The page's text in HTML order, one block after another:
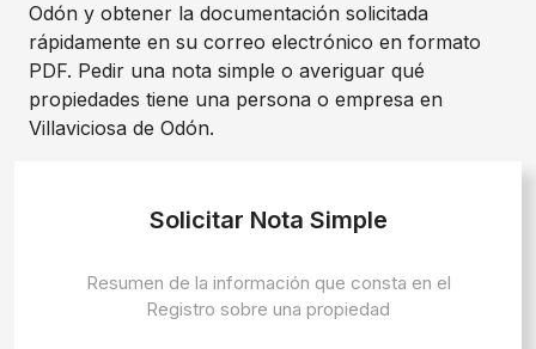
Odón y obtener la documentación solicitada
rápidamente en su correo electrónico en formato
PDF. Pedir una nota simple o averiguar qué
propiedades tiene una persona o empresa en
Villaviciosa de Odón.
Solicitar Nota Simple
Resumen de la información que consta en el
Registro sobre una propiedad